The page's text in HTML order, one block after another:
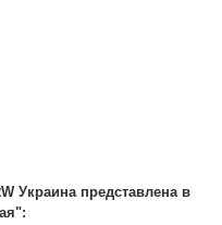
Украина представлена в